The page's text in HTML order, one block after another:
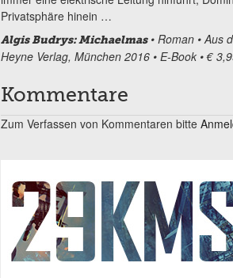
Privatsphäre hinein …
Algis Budrys: Michaelmas • Roman • Aus
Heyne Verlag, München 2016 • E-Book • €
Kommentare
Zum Verfassen von Kommentaren bitte